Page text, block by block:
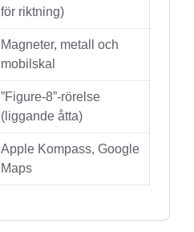
för riktning)
Magneter, metall och
mobilskal
”Figure-8”-rörelse
(liggande åtta)
Apple Kompass, Google
Maps